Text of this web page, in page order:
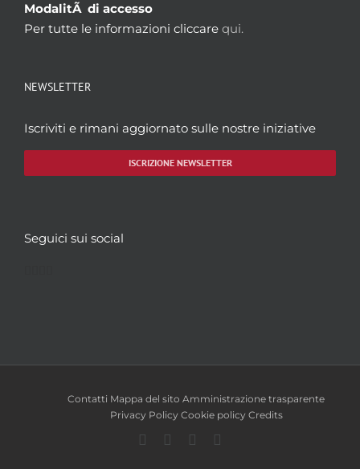
ModalitÃ di accesso
Per tutte le informazioni cliccare qui.
NEWSLETTER
Iscriviti e rimani aggiornato sulle nostre iniziative
ISCRIZIONE NEWSLETTER
Seguici sui social
Contatti Mappa del sito Amministrazione trasparente
Privacy Policy Cookie policy Credits
Facebook
TwitterYouTube